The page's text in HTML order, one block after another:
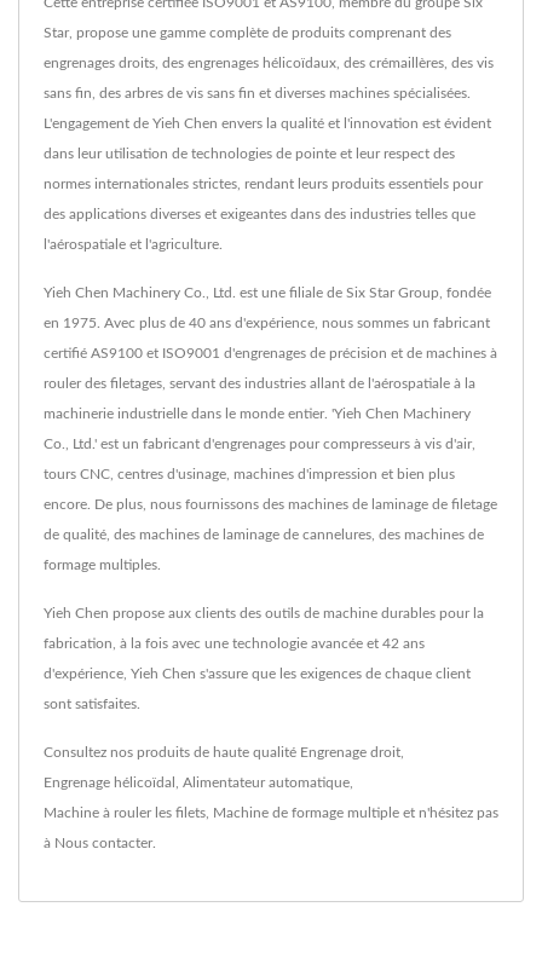
Star, propose une gamme complète de produits comprenant des
engrenages droits, des engrenages hélicoïdaux, des crémaillères, des vis
sans fin, des arbres de vis sans fin et diverses machines spécialisées.
L'engagement de Yieh Chen envers la qualité et l'innovation est évident
dans leur utilisation de technologies de pointe et leur respect des
normes internationales strictes, rendant leurs produits essentiels pour
des applications diverses et exigeantes dans des industries telles que
l'aérospatiale et l'agriculture.
Yieh Chen Machinery Co., Ltd. est une filiale de Six Star Group, fondée
en 1975. Avec plus de 40 ans d'expérience, nous sommes un fabricant
certifié AS9100 et ISO9001 d'engrenages de précision et de machines à
rouler des filetages, servant des industries allant de l'aérospatiale à la
machinerie industrielle dans le monde entier. 'Yieh Chen Machinery
Co., Ltd.' est un fabricant d'engrenages pour compresseurs à vis d'air,
tours CNC, centres d'usinage, machines d'impression et bien plus
encore. De plus, nous fournissons des machines de laminage de filetage
de qualité, des machines de laminage de cannelures, des machines de
formage multiples.
Yieh Chen propose aux clients des outils de machine durables pour la
fabrication, à la fois avec une technologie avancée et 42 ans
d'expérience, Yieh Chen s'assure que les exigences de chaque client
sont satisfaites.
Consultez nos produits de haute qualité Engrenage droit
Engrenage hélicoïdal Alimentateur automatique
Machine à rouler les filets Machine de formage multiple et n'hésitez pas
à Nous contacter.